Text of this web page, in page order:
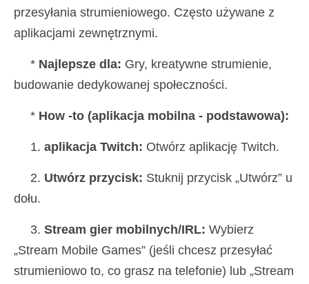
przesyłania strumieniowego. Często używane z
aplikacjami zewnętrznymi.
* Najlepsze dla: Gry, kreatywne strumienie,
budowanie dedykowanej społeczności.
* How -to (aplikacja mobilna - podstawowa):
1. aplikacja Twitch: Otwórz aplikację Twitch.
2. Utwórz przycisk: Stuknij przycisk „Utwórz” u
dołu.
3. Stream gier mobilnych/IRL: Wybierz
„Stream Mobile Games” (jeśli chcesz przesyłać
strumieniowo to, co grasz na telefonie) lub „Stream